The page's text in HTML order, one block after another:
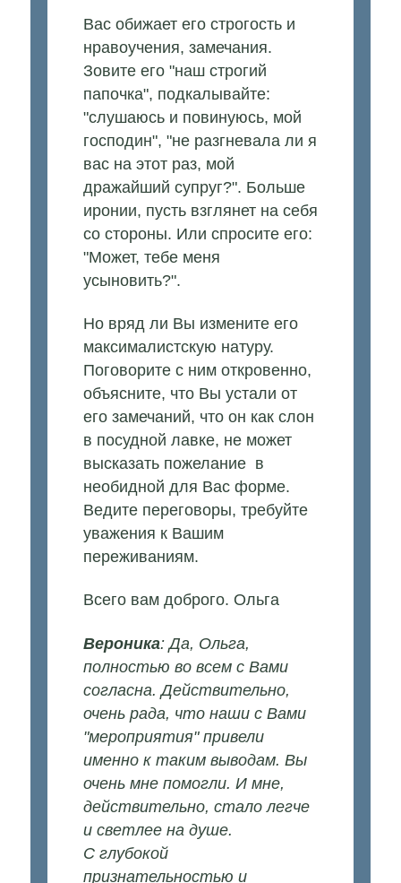
Вас обижает его строгость и
нравоучения, замечания.
Зовите его "наш строгий
папочка", подкалывайте:
"слушаюсь и повинуюсь, мой
господин", "не разгневала ли я
вас на этот раз, мой
дражайший супруг?". Больше
иронии, пусть взглянет на себя
со стороны. Или спросите его:
"Может, тебе меня
усыновить?".
Но вряд ли Вы измените его
максималистскую натуру.
Поговорите с ним откровенно,
объясните, что Вы устали от
его замечаний, что он как слон
в посудной лавке, не может
высказать пожелание в
необидной для Вас форме.
Ведите переговоры, требуйте
уважения к Вашим
переживаниям.
Всего вам доброго. Ольга
Вероника: Да, Ольга,
полностью во всем с Вами
согласна. Действительно,
очень рада, что наши с Вами
"мероприятия" привели
именно к таким выводам. Вы
очень мне помогли. И мне,
действительно, стало легче
и светлее на душе.
С глубокой
признательностью и